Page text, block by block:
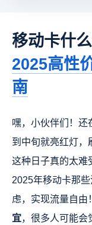
移动卡什
2025高性
南
嘿，小伙伴们！还
到中旬就亮红灯，
这种日子真的太难
2025年移动卡那
虑，实现流量自由
宜，很多人可能会